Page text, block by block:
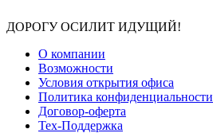
ДОРОГУ ОСИЛИТ ИДУЩИЙ!
О компании
Возможности
Условия открытия офиса
Политика конфиденциальности
Договор-оферта
Тех-Поддержка